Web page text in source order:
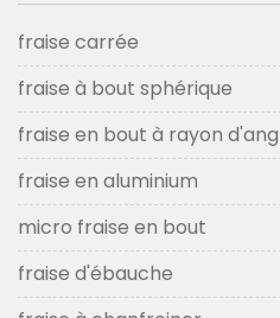
fraise carrée
fraise à bout sphérique
fraise en bout à rayon
fraise en aluminium
micro fraise en bout
fraise d'ébauche